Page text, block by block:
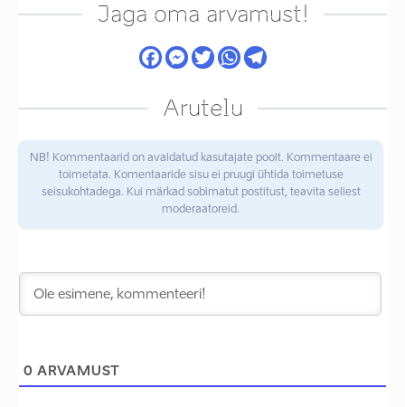
Jaga oma arvamust!
Arutelu
NB! Kommentaarid on avaldatud kasutajate poolt. Kommentaare ei
toimetata. Komentaaride sisu ei pruugi ühtida toimetuse
seisukohtadega. Kui märkad sobimatut postitust, teavita sellest
moderaatoreid.
0 ARVAMUST